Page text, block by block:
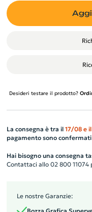
Desideri testare il prodotto?
La consegna è tra il 17/08 e il
pagamento sono
Hai bisogno una consegna
Contattaci allo 02 800
Le nostre Garanzie:
Bozza Grafica